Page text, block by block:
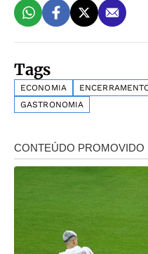
Tags
ECONOMIA
GASTRONOMIA